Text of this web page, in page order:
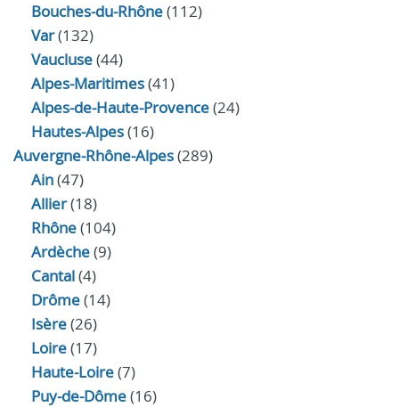
Bouches-du-Rhône(112)
Var(132)
Vaucluse(44)
Alpes-Maritimes(41)
Alpes-de-Haute-Provence(24)
Hautes-Alpes(16)
Auvergne-Rhône-Alpes(289)
Ain(47)
Allier(18)
Rhône(104)
Ardèche(9)
Cantal(4)
Drôme(14)
Isère(26)
Loire(17)
Haute-Loire(7)
Puy-de-Dôme(16)